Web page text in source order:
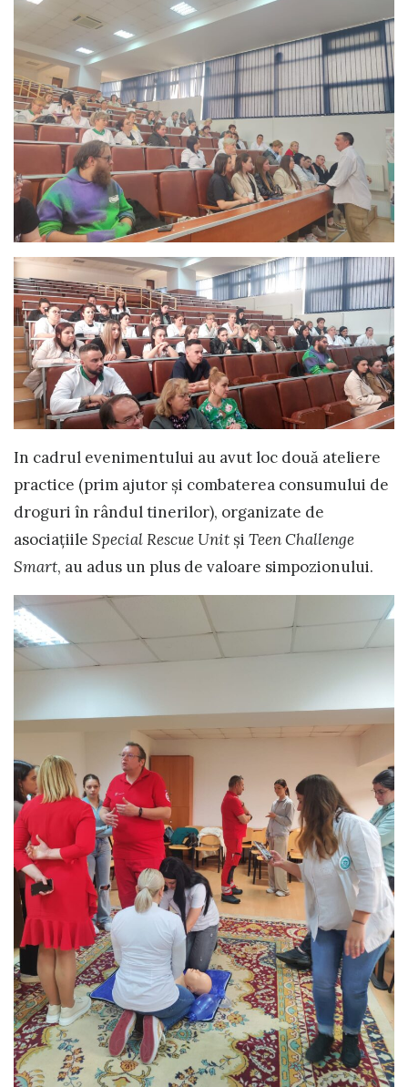
In cadrul evenimentului au avut loc două ateliere
practice (prim ajutor și combaterea consumului de
droguri în rândul tinerilor), organizate de
asociațiile Special Rescue Unit și Teen Challenge
Smart, au adus un plus de valoare simpozionului.